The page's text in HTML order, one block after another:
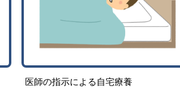
医師の指示による自宅療養